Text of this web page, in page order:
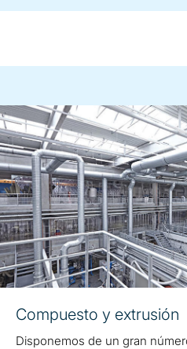
Compuesto y extrusión
Disponemos de un gran